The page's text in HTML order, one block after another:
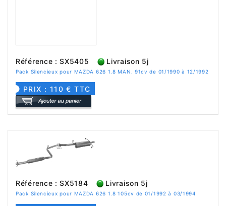
Référence : SX5405 Livraison 5j
Pack Silencieux pour MAZDA 626 1.8 MAN. 91cv de 01/1990 à 12/1992
PRIX : 110 € TTC
Référence : SX5184 Livraison 5j
Pack Silencieux pour MAZDA 626 1.8 105cv de 01/1992 à 03/1994